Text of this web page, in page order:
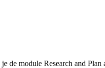
de module Research and